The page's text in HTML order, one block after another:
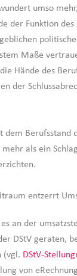
umso
der Funktion
Maße
Hände des
der
dem
als ein
entzerrt
an der
DStV geraten,
(vgl. DStV-
von